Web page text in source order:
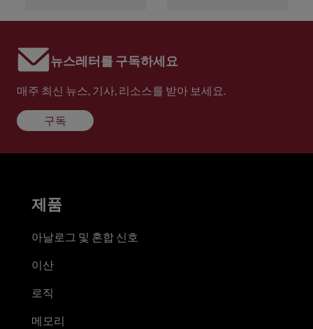
뉴스레터를 구독하세요
매주 최신 뉴스, 기사, 리소스를 받아 보세요.
구독
제품
아날로그 및 혼합 신호
이산
로직
메모리